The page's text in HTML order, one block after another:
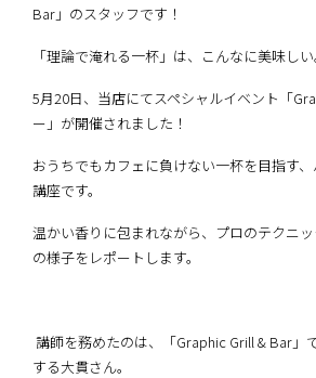
Bar」のスタッフです！
「理論で淹れる一杯」は、こんなに美味しい
5月20日、当店にてスペシャルイベント「
ー」が開催されました！
おうちでもカフェに負けない一杯を目指す
講座です。
温かい香りに包まれながら、プロのテクニ
の様子をレポートします。
講師を務めたのは、「Graphic Grill & Bar」
する大貫さん。